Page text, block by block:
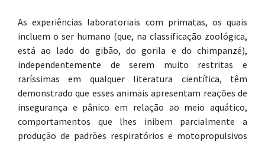
As experiências laboratoriais com primatas, os quais
incluem o ser humano (que, na classificação zoológica,
está ao lado do gibão, do gorila e do chimpanzé),
independentemente de serem muito restritas e
raríssimas em qualquer literatura científica, têm
demonstrado que esses animais apresentam reações de
insegurança e pânico em relação ao meio aquático,
comportamentos que lhes inibem parcialmente a
produção de padrões respiratórios e motopropulsivos